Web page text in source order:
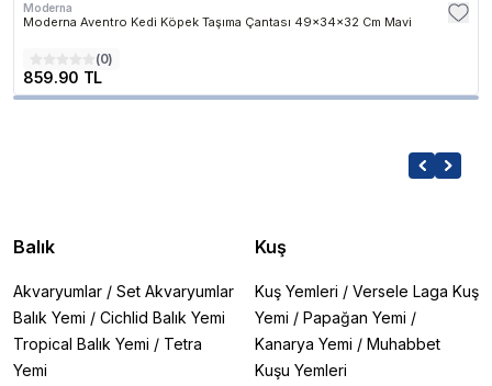
Moderna
Moderna Aventro Kedi Köpek Taşıma Çantası 49x34x32 Cm Mavi
(0)
859.90 TL
Balık
Akvaryumlar / Set Akvaryumlar
Balık Yemi / Cichlid Balık Yemi
Tropical Balık Yemi / Tetra
Yemi
Kuş
Kuş Yemleri / Versele Laga Kuş
Yemi / Papağan Yemi /
Kanarya Yemi / Muhabbet
Kuşu Yemleri